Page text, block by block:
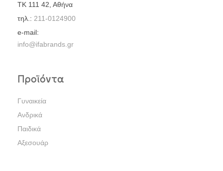
ΤΚ 111 42, Αθήνα
τηλ.: 211-0124900
e-mail:
info@ifabrands.gr
Προϊόντα
Γυναικεία
Ανδρικά
Παιδικά
Αξεσουάρ